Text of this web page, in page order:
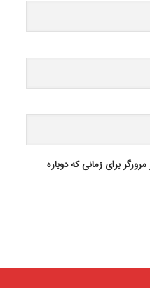
برای زمانی که دوباره